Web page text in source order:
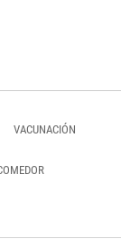
VACUNACIÓN